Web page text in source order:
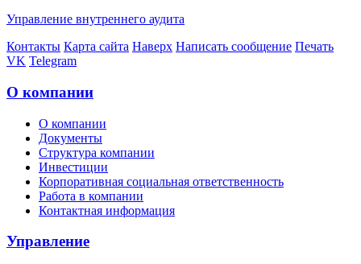
Управление внутреннего аудита
Контакты Карта сайта Наверх Написать сообщение Печать
VK Telegram
О компании
О компании
Документы
Структура компании
Инвестиции
Корпоративная социальная ответственность
Работа в компании
Контактная информация
Управление